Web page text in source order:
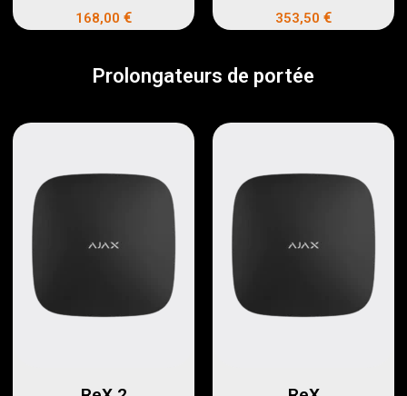
168,00 € 353,50 €
Prolongateurs de portée